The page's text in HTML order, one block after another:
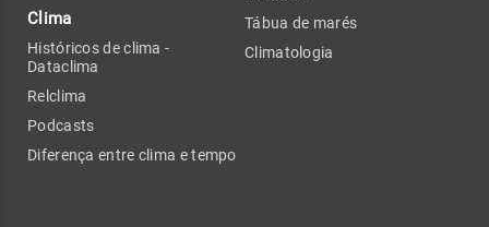
Clima
Históricos de clima -
Dataclima
Relclima
Podcasts
Diferença entre clima e tempo
Tábua de marés
Climatologia